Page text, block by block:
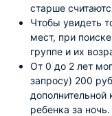
старше
Чтобы увидеть
мест, при
группе и их
От 0 до 2 лет
запросу) 200
дополнительной
ребенка за ночь.